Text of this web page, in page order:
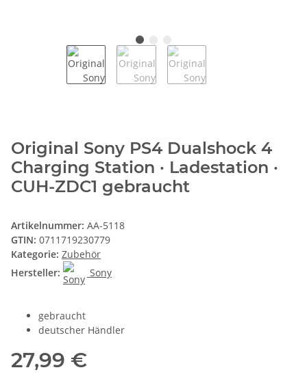
Original Sony PS4 Dualshock 4
Charging Station · Ladestation ·
CUH-ZDC1 gebraucht
Artikelnummer: AA-5118
GTIN: 0711719230779
Kategorie: Zubehör
Hersteller:
Sony
gebraucht
deutscher Händler
27,99 €